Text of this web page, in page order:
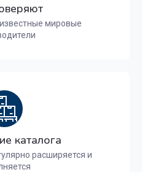
мировые
каталога
расширяется и